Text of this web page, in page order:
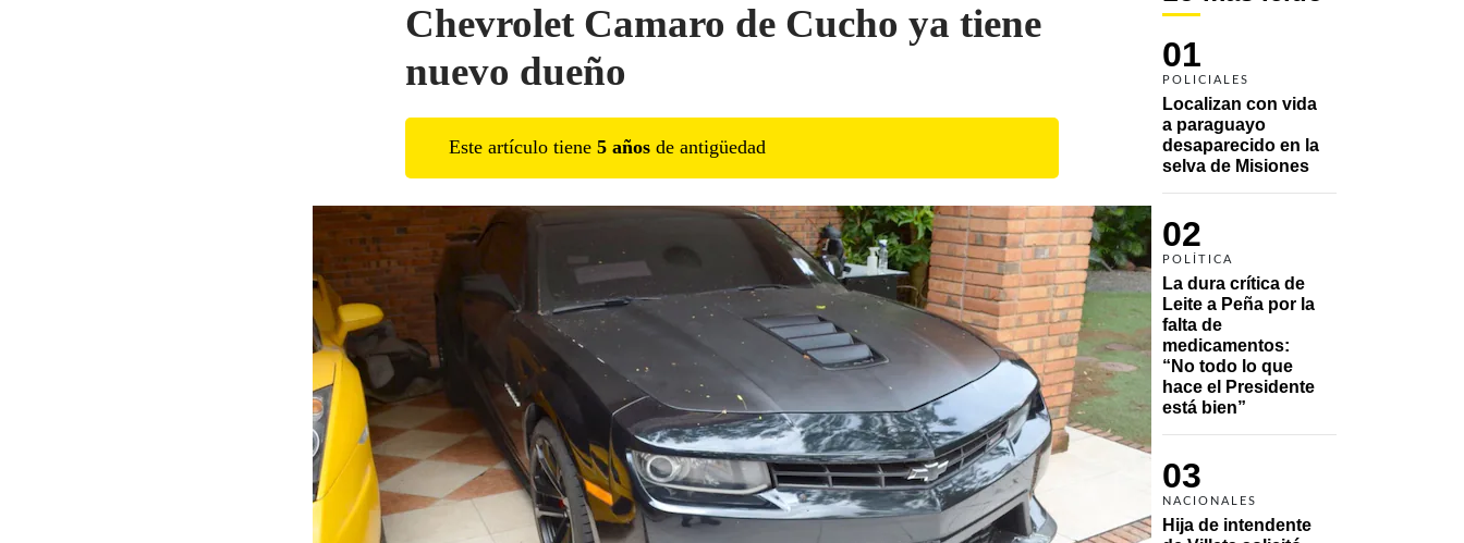
01
POLICIALES
Localizan con vida
a paraguayo
desaparecido en la
selva de Misiones
02
POLÍTICA
La dura crítica de
Leite a Peña por la
falta de
medicamentos:
“No todo lo que
hace el Presidente
está bien”
03
NACIONALES
Hija de intendente
Chevrolet Camaro de Cucho ya tiene
nuevo dueño
Este artículo tiene 5 años de antigüedad